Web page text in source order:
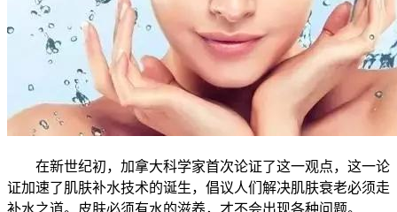
在新世纪初，加拿大科学家首次论证了这一观点，这一论
证加速了肌肤补水技术的诞生，倡议人们解决肌肤衰老必须走